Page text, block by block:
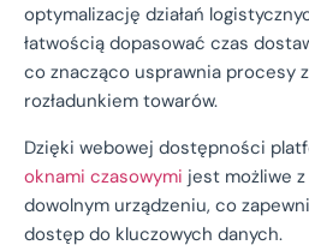
optymalizację działań
łatwością dopasować czas
co znacząco usprawnia procesy
rozładunkiem towarów.
Dzięki webowej dostępności
oknami czasowymi jest możliwe
dowolnym urządzeniu, co
dostęp do kluczowych danych.